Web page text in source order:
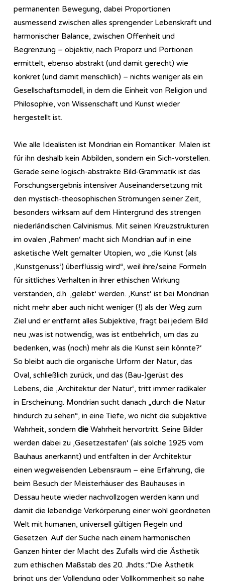
permanenten Bewegung, dabei Proportionen
ausmessend zwischen alles sprengender Lebenskraft und
harmonischer Balance, zwischen Offenheit und
Begrenzung – objektiv, nach Proporz und Portionen
ermittelt, ebenso abstrakt (und damit gerecht) wie
konkret (und damit menschlich) – nichts weniger als ein
Gesellschaftsmodell, in dem die Einheit von Religion und
Philosophie, von Wissenschaft und Kunst wieder
hergestellt ist.
Wie alle Idealisten ist Mondrian ein Romantiker. Malen ist
für ihn deshalb kein Abbilden, sondern ein Sich-vorstellen.
Gerade seine logisch-abstrakte Bild-Grammatik ist das
Forschungsergebnis intensiver Auseinandersetzung mit
den mystisch-theosophischen Strömungen seiner Zeit,
besonders wirksam auf dem Hintergrund des strengen
niederländischen Calvinismus. Mit seinen Kreuzstrukturen
im ovalen ‚Rahmen‘ macht sich Mondrian auf in eine
asketische Welt gemalter Utopien, wo „die Kunst (als
‚Kunstgenuss‘) überflüssig wird“, weil ihre/seine Formeln
für sittliches Verhalten in ihrer ethischen Wirkung
verstanden, d.h. ‚gelebt‘ werden. ‚Kunst‘ ist bei Mondrian
nicht mehr aber auch nicht weniger (!) als der Weg zum
Ziel und er entfernt alles Subjektive, fragt bei jedem Bild
neu ‚was ist notwendig, was ist entbehrlich, um das zu
bedenken, was (noch) mehr als die Kunst sein könnte?‘
So bleibt auch die organische Urform der Natur, das
Oval, schließlich zurück, und das (Bau-)gerüst des
Lebens, die ‚Architektur der Natur‘, tritt immer radikaler
in Erscheinung. Mondrian sucht danach „durch die Natur
hindurch zu sehen“, in eine Tiefe, wo nicht die subjektive
Wahrheit, sondern die Wahrheit hervortritt. Seine Bilder
werden dabei zu ‚Gesetzestafen‘ (als solche 1925 vom
Bauhaus anerkannt) und entfalten in der Architektur
einen wegweisenden Lebensraum – eine Erfahrung, die
beim Besuch der Meisterhäuser des Bauhauses in
Dessau heute wieder nachvollzogen werden kann und
damit die lebendige Verkörperung einer wohl geordneten
Welt mit humanen, universell gültigen Regeln und
Gesetzen. Auf der Suche nach einem harmonischen
Ganzen hinter der Macht des Zufalls wird die Ästhetik
zum ethischen Maßstab des 20. Jhdts.:“Die Ästhetik
bringt uns der Vollendung oder Vollkommenheit so nahe